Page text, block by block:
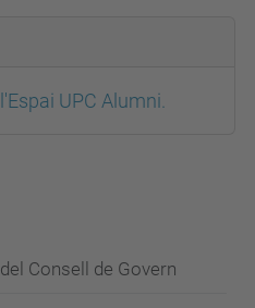
UPC Alumni.
Consell de Govern